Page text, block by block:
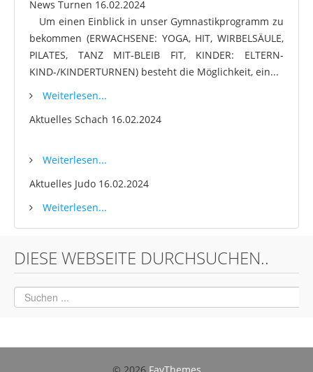
News Turnen 16.02.2024
Um einen Einblick in unser Gymnastikprogramm zu
bekommen (ERWACHSENE: YOGA, HIT, WIRBELSÄULE,
PILATES, TANZ MIT-BLEIB FIT, KINDER: ELTERN-
KIND-/KINDERTURNEN) besteht die Möglichkeit, ein...
Weiterlesen...
Aktuelles Schach 16.02.2024
Weiterlesen...
Aktuelles Judo 16.02.2024
Weiterlesen...
DIESE WEBSEITE DURCHSUCHEN..